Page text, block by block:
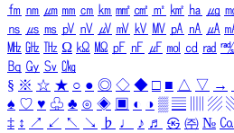
㎙ ㎚ ㎛ ㎜ ㎝ ㎞ ㎟ ㎠ ㎡ ㎢ ㏊ ㎍
㎱ ㎲ ㎳ ㎴ ㎵ ㎶ ㎷ ㎸ ㎹ ㎀ ㎁ ㎂
㎒ ㎓ ㎔ Ω ㏀ ㏁ ㎊ ㎋ ㎌ ㏖ ㏅ ㎭ ㎮
㏃ ㏉ ㏜ ㏆
§ ※ ☆ ★ ○ ● ◎ ◇ ◆ □ ■ △ ▽ →
♠ ♡ ♥ ♧ ♣ ⊙ ◈ ▣ ◐ ◑ ▒ ▤ ▨
‡ ↕ ↗ ↙ ↖ ↘ ♭ ♩ ♪ ♬ ㉿ ㈜ № ㏇